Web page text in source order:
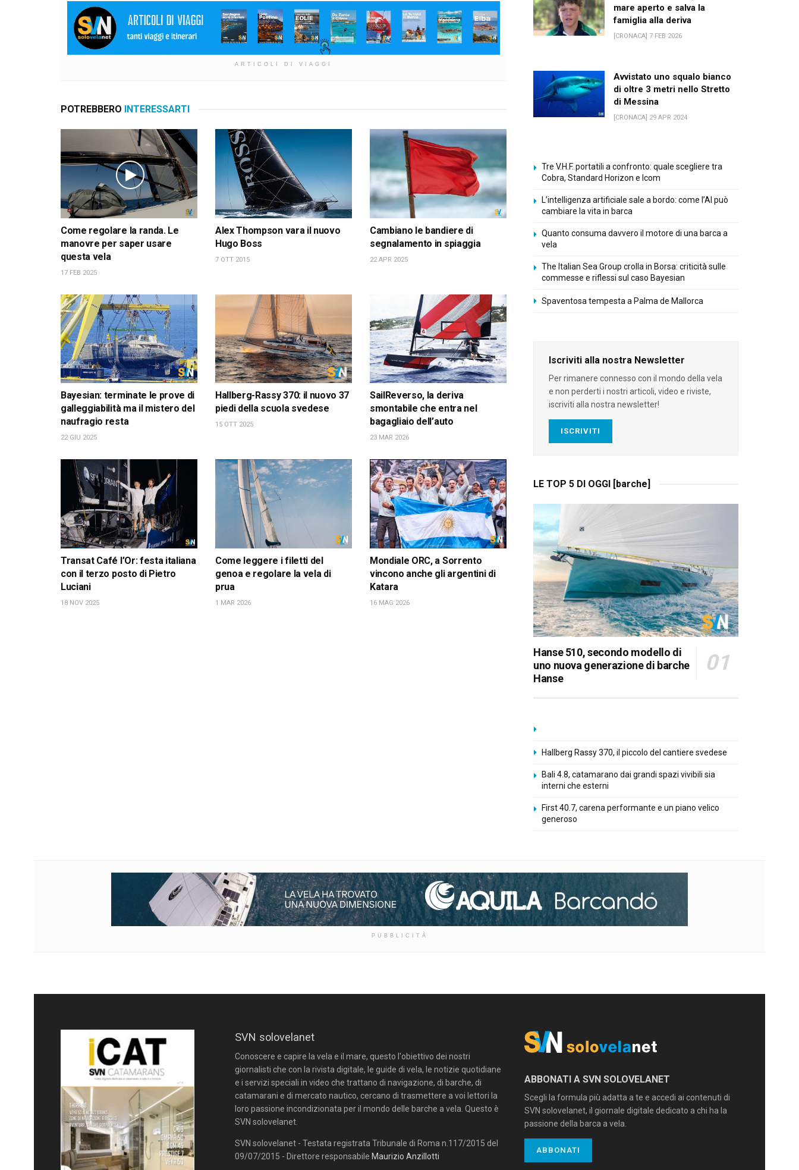
ARTICOLI DI VIAGGI
POTREBBERO INTERESSARTI
Come regolare la randa. Le
manovre per saper usare
questa vela
17 FEB 2025
Alex Thompson vara il nuovo
Hugo Boss
7 OTT 2015
Cambiano le bandiere di
segnalamento in spiaggia
22 APR 2025
Bayesian: terminate le prove di
galleggiabilità ma il mistero del
naufragio resta
22 GIU 2025
Hallberg-Rassy 370: il nuovo 37
piedi della scuola svedese
15 OTT 2025
SailReverso, la deriva
smontabile che entra nel
bagagliaio dell’auto
23 MAR 2026
Transat Café l’Or: festa italiana
con il terzo posto di Pietro
Luciani
18 NOV 2025
Come leggere i filetti del
genoa e regolare la vela di
prua
1 MAR 2026
Mondiale ORC, a Sorrento
vincono anche gli argentini di
Katara
16 MAG 2026
mare aperto e salva la
famiglia alla deriva
[CRONACA] 7 FEB 2026
Avvistato uno squalo bianco
di oltre 3 metri nello Stretto
di Messina
[CRONACA] 29 APR 2024
Tre V.H.F. portatili a confronto: quale scegliere tra
Cobra, Standard Horizon e Icom
L’intelligenza artificiale sale a bordo: come l’AI può
cambiare la vita in barca
Quanto consuma davvero il motore di una barca a
vela
The Italian Sea Group crolla in Borsa: criticità sulle
commesse e riflessi sul caso Bayesian
Spaventosa tempesta a Palma de Mallorca
Iscriviti alla nostra Newsletter
Per rimanere connesso con il mondo della vela
e non perderti i nostri articoli, video e riviste,
iscriviti alla nostra newsletter!
ISCRIVITI
LE TOP 5 DI OGGI [barche]
Hanse 510, secondo modello di
uno nuova generazione di barche
Hanse
Hallberg Rassy 370, il piccolo del cantiere svedese
Bali 4.8, catamarano dai grandi spazi vivibili sia
interni che esterni
First 40.7, carena performante e un piano velico
generoso
PUBBLICITÀ
SVN solovelanet
Conoscere e capire la vela e il mare, questo l'obiettivo dei nostri
giornalisti che con la rivista digitale, le guide di vela, le notizie quotidiane
e i servizi speciali in video che trattano di navigazione, di barche, di
catamarani e di mercato nautico, cercano di trasmettere a voi lettori la
loro passione incondizionata per il mondo delle barche a vela. Questo è
SVN solovelanet.
SVN solovelanet - Testata registrata Tribunale di Roma n.117/2015 del
09/07/2015 - Direttore responsabile Maurizio Anzillotti
ABBONATI A SVN SOLOVELANET
Scegli la formula più adatta a te e accedi ai contenuti di
SVN solovelanet, il giornale digitale dedicato a chi ha la
passione della barca a vela.
ABBONATI